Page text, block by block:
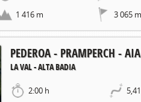
1 416 m
3 065 m
PEDEROA - PRAMPERCH -
LA VAL - ALTA BADIA
2:00 h